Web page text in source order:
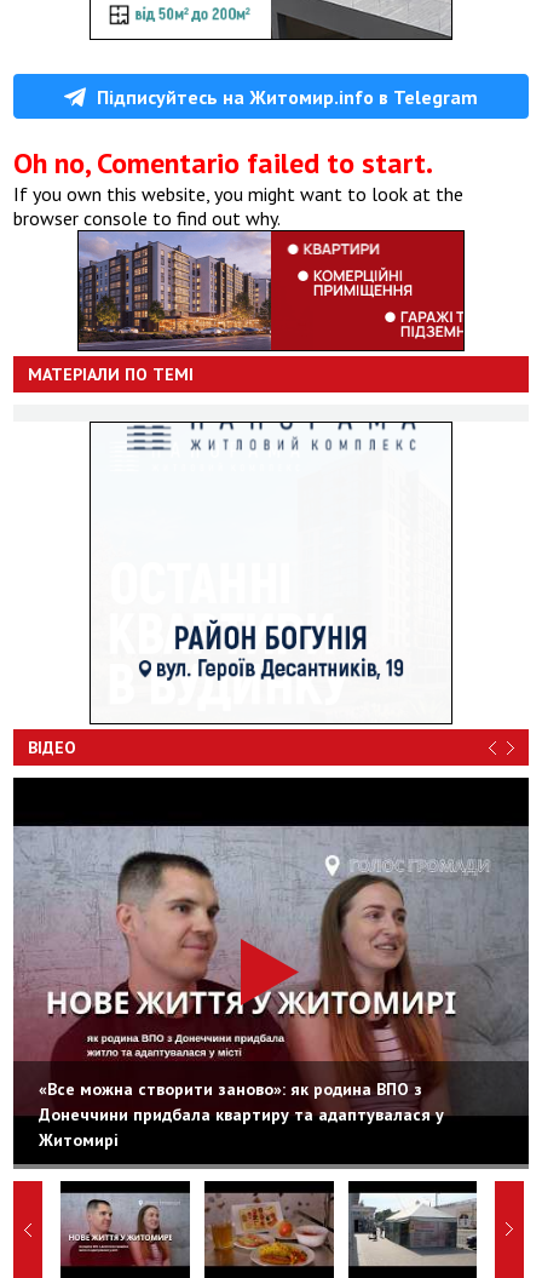
Підписуйтесь на Житомир.info в Telegram
Oh no, Comentario failed to start.
If you own this website, you might want to look at the
browser console to find out why.
МАТЕРІАЛИ ПО ТЕМІ
ВІДЕО
«Все можна створити заново»: як родина ВПО з
Донеччини придбала квартиру та адаптувалася у
Житомирі